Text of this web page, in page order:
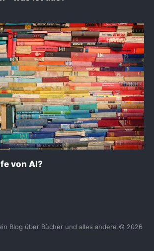
von AI?
Blog über Bücher und alles andere © 2026